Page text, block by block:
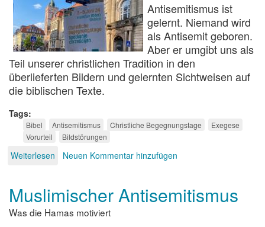
Antisemitismus ist
gelernt. Niemand wird
als Antisemit geboren.
Aber er umgibt uns als
Teil unserer christlichen Tradition in den
überlieferten Bildern und gelernten Sichtweisen auf
die biblischen Texte.
Tags
Bibel Antisemitismus Christliche Begegnungstage
Exegese
Vorurteil
Bildstörungen
Weiterlesen über
ohne
Antisemitismus
Neuen Kommentar hinzufügen
Muslimischer Antisemitismus
Was die Hamas motiviert